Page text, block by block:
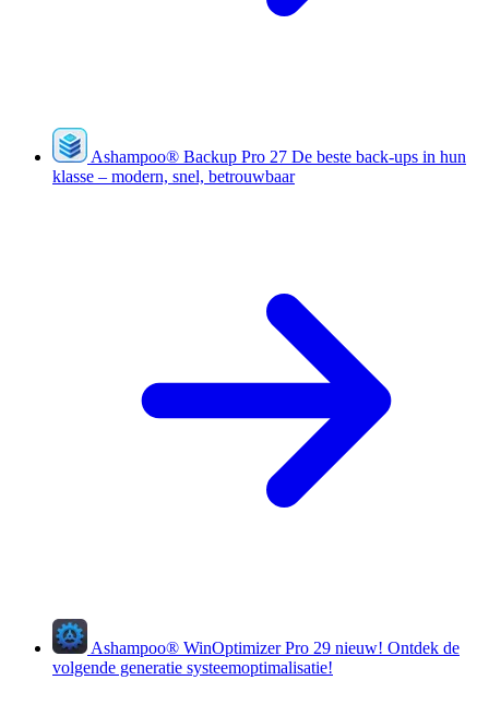
Ashampoo® Backup Pro 27 De beste back-ups in hun
klasse – modern, snel, betrouwbaar
Ashampoo® WinOptimizer Pro 29 nieuw! Ontdek de
volgende generatie systeemoptimalisatie!